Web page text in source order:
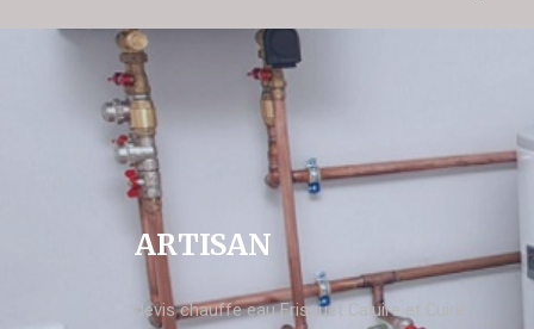
ARTISAN
devis chauffe eau Frisquet Caluire et Cuire